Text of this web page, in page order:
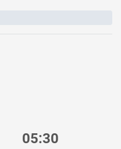
05:30